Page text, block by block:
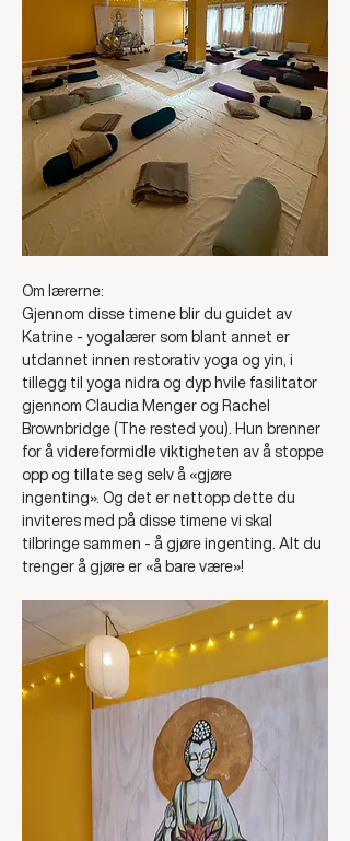
Om lærerne:
Gjennom disse timene blir du guidet av
Katrine - yogalærer som blant annet er
utdannet innen restorativ yoga og yin, i
tillegg til yoga nidra og dyp hvile fasilitator
gjennom Claudia Menger og Rachel
Brownbridge (The rested you). Hun brenner
for å videreformidle viktigheten av å stoppe
opp og tillate seg selv å «gjøre
ingenting». Og det er nettopp dette du
inviteres med på disse timene vi skal
tilbringe sammen - å gjøre ingenting. Alt du
trenger å gjøre er «å bare være»!